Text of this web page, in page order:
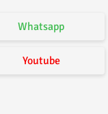
Whatsapp
Youtube